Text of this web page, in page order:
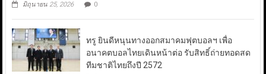
มิถุนายน 25, 2026 0
ทรู ยินดีหนุนทางออกสมาคมฟุตบอลฯ เพื่อ
อนาคตบอลไทยเดินหน้าต่อ รับสิทธิ์ถ่ายทอดสด
ทีมชาติไทยถึงปี 2572